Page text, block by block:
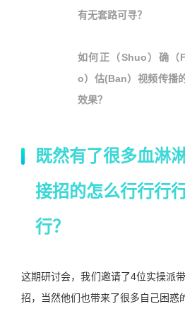
有无套路可寻？
如何正（Shuo）确（
o）估(Ban）视频传播
效果？
既然有了很多血淋
接招的怎么行行行
行？
这期研讨会，我们邀请了4位实操派
招，当然他们也带来了很多自己困惑